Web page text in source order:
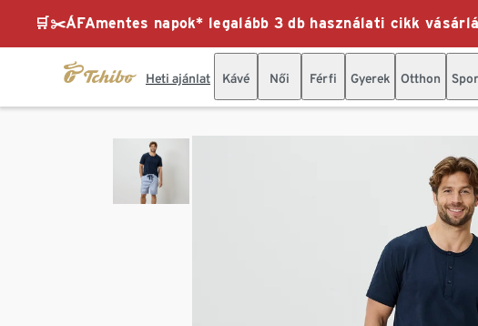
🛒✂️ÁFAmentes napok* legalább 3 db használati cikk
Heti ajánlat Kávé Női Férfi Gyerek Otthon